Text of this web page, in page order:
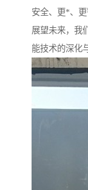
安全、更*、更
展望未来，我
能技术的深化